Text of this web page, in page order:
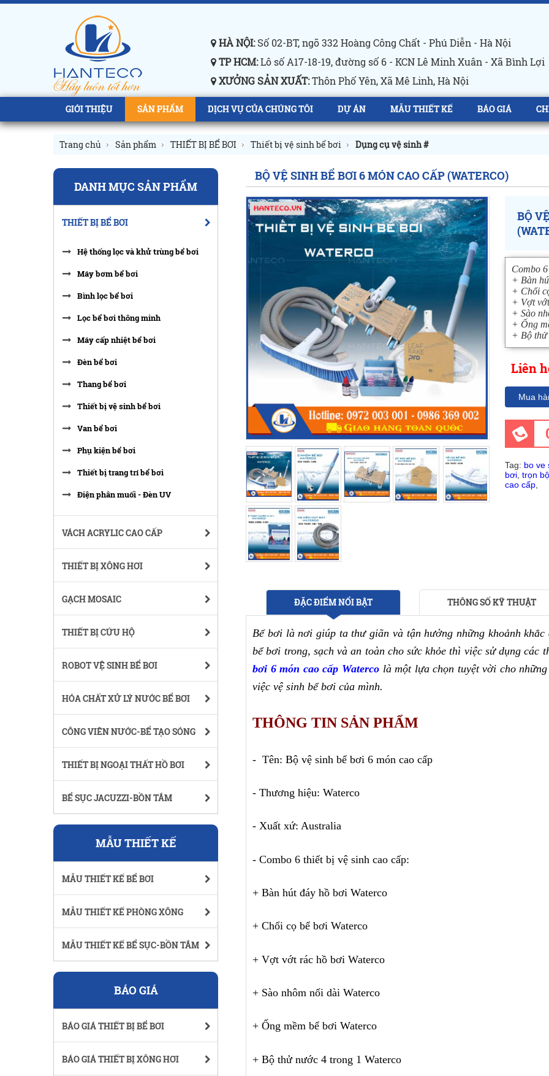
HÀ NỘI:Số 02-BT, ngõ 332 Hoàng Công Chất - Phú Diễn - Hà Nội
TP HCM:Lô số A17-18-19, đường số 6 - KCN Lê Minh Xuân - Xã Bình Lợi
XƯỞNG SẢN XUẤT:Thôn Phố Yên, Xã Mê Linh, Hà Nội
GIỚI THIỆU SẢN PHẨM DỊCH VỤ CỦA CHÚNG TÔI DỰ ÁN MẪU THIẾT KẾ BÁO GIÁ
Trang chủ Sản phẩm THIẾT BỊ BỂ BƠI Thiết bị vệ sinh bể bơi Dụng cụ vệ sinh #
DANH MỤC SẢN PHẨM
THIẾT BỊ BỂ BƠI
Hệ thống lọc và khử trùng bể bơi
Máy bơm bể bơi
Bình lọc bể bơi
Lọc bể bơi thông minh
Máy cấp nhiệt bể bơi
Đèn bể bơi
Thang bể bơi
Thiết bị vệ sinh bể bơi
Van bể bơi
Phụ kiện bể bơi
Thiết bị trang trí bể bơi
Điện phân muối - Đèn UV
VÁCH ACRYLIC CAO CẤP
THIẾT BỊ XÔNG HƠI
GẠCH MOSAIC
THIẾT BỊ CỨU HỘ
ROBOT VỆ SINH BỂ BƠI
HÓA CHẤT XỬ LÝ NƯỚC BỂ BƠI
CÔNG VIÊN NƯỚC-BỂ TẠO SÓNG
THIẾT BỊ NGOẠI THẤT HỒ BƠI
BỂ SỤC JACUZZI-BỒN TẮM
MẪU THIẾT KẾ
MẪU THIẾT KẾ BỂ BƠI
MẪU THIẾT KẾ PHÒNG XÔNG
MẪU THIẾT KẾ BỂ SỤC-BỒN TẮM
BÁO GIÁ
BÁO GIÁ THIẾT BỊ BỂ BƠI
BÁO GIÁ THIẾT BỊ XÔNG HƠI
BỘ VỆ SINH BỂ BƠI 6 MÓN CAO CẤP (WATERCO)
BỘ
Combo
+ Bàn
+ Chổi
+ Vợt
+ Sào
+ Ống
+ Bộ thử
Liên
Mua
Tag: bo ve
bơi ,trọn
cao cấp
ĐẶC ĐIỂM NỔI BẬT THÔNG SỐ KỸ THUẬT
Bể bơi là nơi giúp ta thư giãn và tận hưởng những khoảnh
bể bơi trong, sạch và an toàn cho sức khỏe thì việc sử dụng
bơi 6 món cao cấp Waterco là một lựa chọn tuyệt vời cho
việc vệ sinh bể bơi của mình.
THÔNG TIN SẢN PHẨM
-  Tên: Bộ vệ sinh bể bơi 6 món cao cấp
- Thương hiệu: Waterco
- Xuất xứ: Australia
- Combo 6 thiết bị vệ sinh cao cấp:
+ Bàn hút đáy hồ bơi Waterco
+ Chổi cọ bể bơi Waterco
+ Vợt vớt rác hồ bơi Waterco
+ Sào nhôm nối dài Waterco
+ Ống mềm bể bơi Waterco
+ Bộ thử nước 4 trong 1 Waterco